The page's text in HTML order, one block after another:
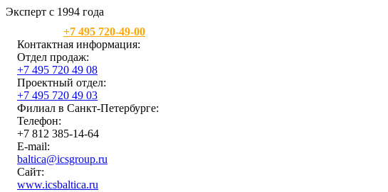
Эксперт с 1994 года
+7 495 720-49-00
Контактная информация:
Отдел продаж:
+7 495 720 49 08
Проектный отдел:
+7 495 720 49 03
Филиал в Санкт-Петербурге:
Телефон:
+7 812 385-14-64
E-mail:
baltica@icsgroup.ru
Сайт:
www.icsbaltica.ru